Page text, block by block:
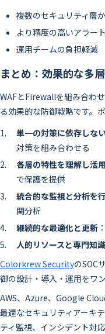
複数のセキュリティ層
より精度の高いアラー
運用チームの負担軽減
まとめ：効果的な多
WAFとFirewallを組み合わ
る効果的な防御戦略です。
単一の対策に依存しな
対策を組み合わせる
各層の特性を理解し活
で保護を提供
統合的な監視と分析を
関分析
継続的な最適化と更新
人的リソースと専門知
Colorkrew SecurityのSOC
御の設計・導入・運用をワ
AWS、Azure、Google
最適なセキュリティアーキ
ティ監視、インシデント対